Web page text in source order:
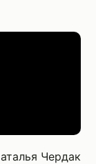
Чердак